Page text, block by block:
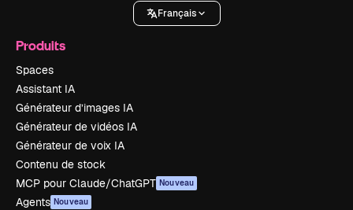
Français
Produits
Spaces
Assistant IA
Générateur d’images IA
Générateur de vidéos IA
Générateur de voix IA
Contenu de stock
MCP pour Claude/ChatGPT Nouveau
Agents Nouveau